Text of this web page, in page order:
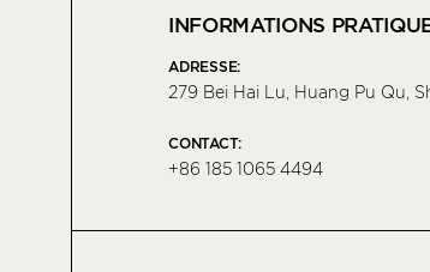
INFORMATIONS
ADRESSE:
279 Bei Hai Lu, Huang Pu Qu,
CONTACT:
+86 185 1065 4494